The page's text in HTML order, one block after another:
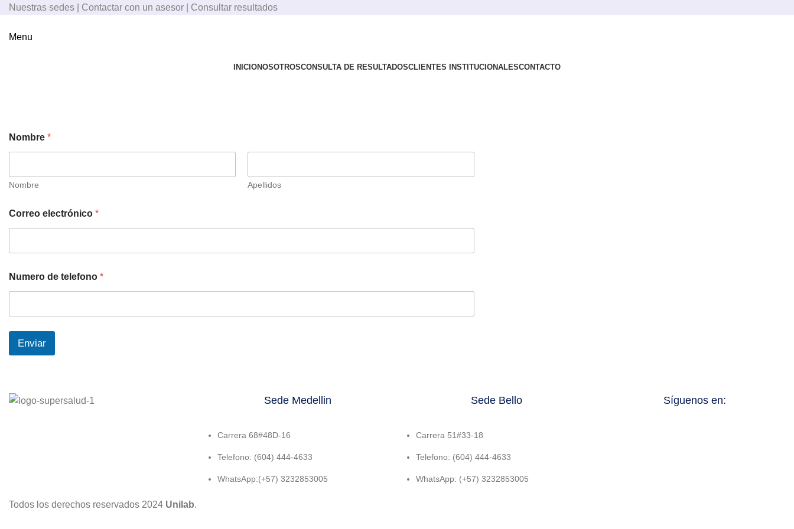
Nuestras sedes Contactar con un asesor Consultar resultados
Menu
INICIONOSOTROSCONSULTA DE RESULTADOSCLIENTES INSTITUCIONALESCONTACTO
Nombre *
Nombre Apellidos
Correo electrónico *
Numero de telefono *
Enviar
Sede Medellin
Carrera 68#48D-16
Telefono: (604) 444-4633
WhatsApp:(+57) 3232853005
Sede Bello
Carrera 51#33-18
Telefono: (604) 444-4633
WhatsApp: (+57) 3232853005
Síguenos en:
Todos los derechos reservados 2024 Unilab.